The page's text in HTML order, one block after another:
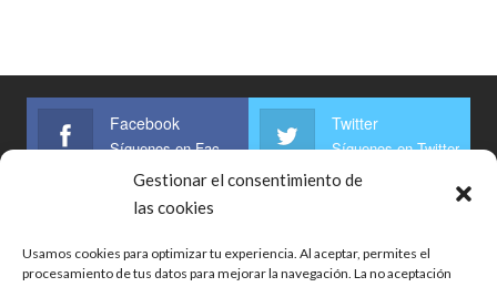
Gestionar el consentimiento de
las cookies
Usamos cookies para optimizar tu experiencia. Al aceptar, permites el
procesamiento de tus datos para mejorar la navegación. La no aceptación
Facebook
Síguenos en Facebook
Twitter
Síguenos en Twitter